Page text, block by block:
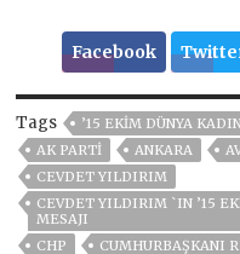
Facebook
Tags
’15 EKIM DÜNYA
AK PARTİ
ANKARA
CEVDET YILDIRIM
CEVDET YILDIRIM `IN ’15
MESAJI
CHP
CUMHURBAŞKANI